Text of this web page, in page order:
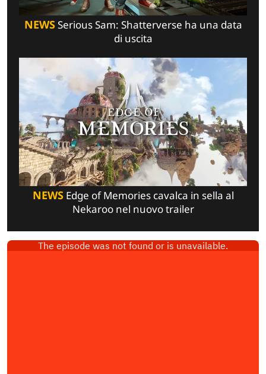
NEWSSerious Sam: Shatterverse ha una data
di uscita
NEWSEdge of Memories cavalca in sella al
Nekaroo nel nuovo trailer